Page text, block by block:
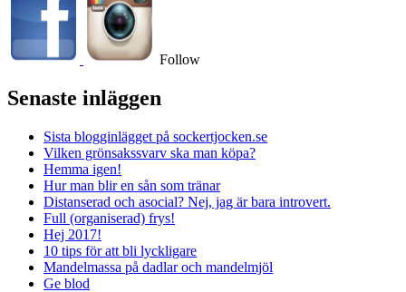
Follow
Senaste inläggen
Sista blogginlägget på sockertjocken.se
Vilken grönsakssvarv ska man köpa?
Hemma igen!
Hur man blir en sån som tränar
Distanserad och asocial? Nej, jag är bara introvert.
Full (organiserad) frys!
Hej 2017!
10 tips för att bli lyckligare
Mandelmassa på dadlar och mandelmjöl
Ge blod